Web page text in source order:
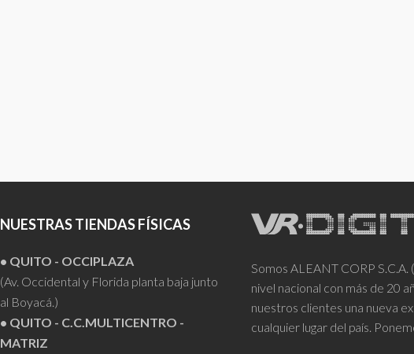
NUESTRAS TIENDAS FÍSICAS
• QUITO - OCCIPLAZA
(Av. Occidental y Florida planta baja junto
al Boyacá.)
• QUITO - C.C.MULTICENTRO -
MATRIZ
Somos ALEANT CORP
nivel nacional con más de 20
nuestros clientes una nueva
cualquier lugar del país.